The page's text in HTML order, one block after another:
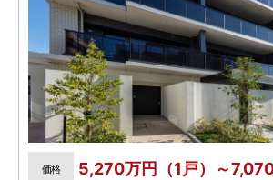
価格 5,270万円（1戸）～7,070